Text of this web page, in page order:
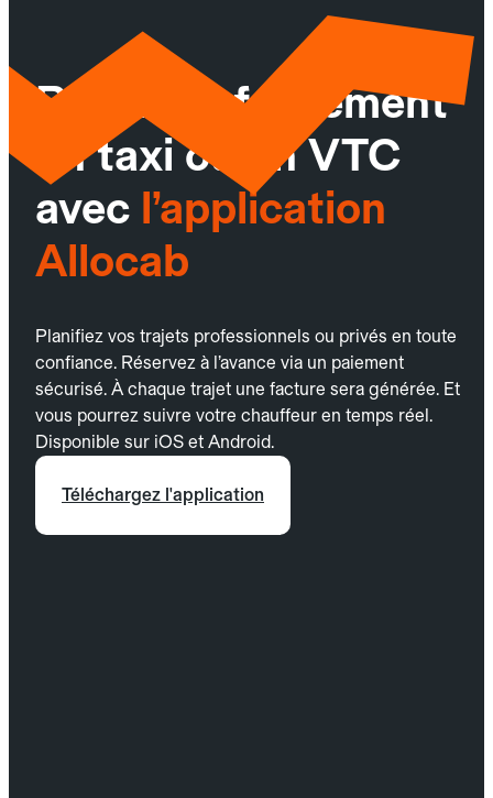
Réservez facilement
un taxi ou un VTC
avec l’application
Allocab
Planifiez vos trajets professionnels ou privés en toute
confiance. Réservez à l’avance via un paiement
sécurisé. À chaque trajet une facture sera générée. Et
vous pourrez suivre votre chauffeur en temps réel.
Disponible sur iOS et Android.
Téléchargez l'application